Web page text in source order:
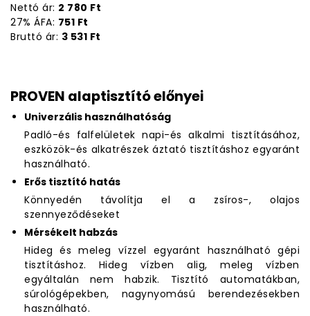
Nettó ár: 2 780 Ft
27% ÁFA: 751 Ft
Bruttó ár: 3 531 Ft
PROVEN alaptisztító előnyei
Univerzális használhatóság
Padló-és falfelületek napi-és alkalmi tisztításához,
eszközök-és alkatrészek áztató tisztításhoz egyaránt
használható.
Erős tisztító hatás
Könnyedén távolítja el a zsíros-, olajos
szennyeződéseket
Mérsékelt habzás
Hideg és meleg vízzel egyaránt használható gépi
tisztításhoz. Hideg vízben alig, meleg vízben
egyáltalán nem habzik. Tisztító automatákban,
súrológépekben, nagynyomású berendezésekben
használható.